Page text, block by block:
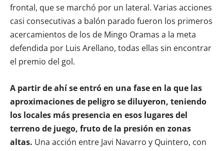
frontal, que se marchó por un lateral. Varias acciones
casi consecutivas a balón parado fueron los primeros
acercamientos de los de Mingo Oramas a la meta
defendida por Luis Arellano, todas ellas sin encontrar
el premio del gol.
A partir de ahí se entró en una fase en la que las
aproximaciones de peligro se diluyeron, teniendo
los locales más presencia en esos lugares del
terreno de juego, fruto de la presión en zonas
altas. Una acción entre Javi Navarro y Quintero, con